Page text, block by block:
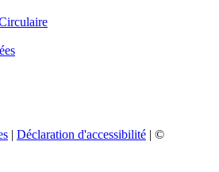
| Déclaration d'accessibilité | ©